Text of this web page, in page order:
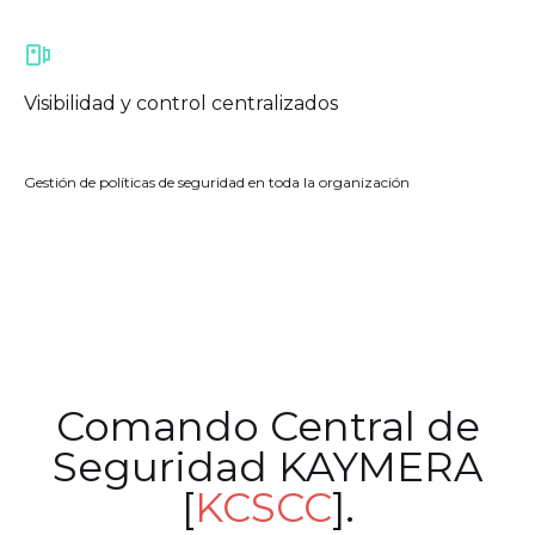
Visibilidad y control centralizados
Gestión de políticas de seguridad en toda la organización
Comando Central de
Seguridad KAYMERA
[KCSCC].